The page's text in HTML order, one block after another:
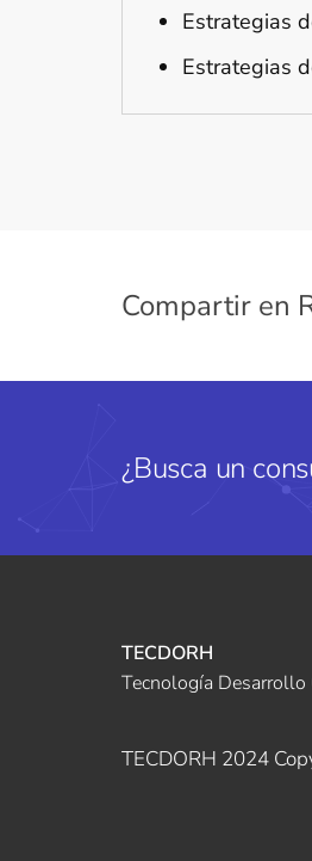
Estrategias
Estrategias
Compartir en
¿Busca un
TECDORH
Tecnología Desarrollo
TECDORH 2024